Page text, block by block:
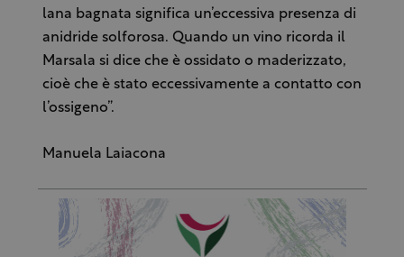
lana bagnata significa un’eccessiva presenza di
anidride solforosa. Quando un vino ricorda il
Marsala si dice che è ossidato o maderizzato,
cioè che è stato eccessivamente a contatto con
l’ossigeno”.
Manuela Laiacona